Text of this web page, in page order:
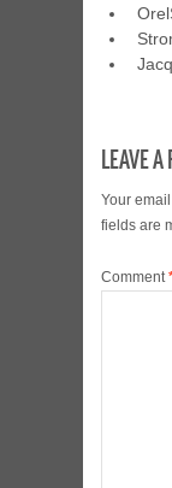
LEAVE A
Your
fields are
Comment